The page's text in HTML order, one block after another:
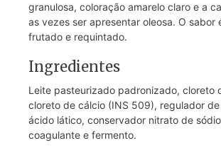
granulosa, coloração amarelo claro e a
as vezes ser apresentar oleosa. O sabor
frutado e requintado.
Ingredientes
Leite pasteurizado padronizado, cloreto
cloreto de cálcio (INS 509), regulador
ácido lático, conservador nitrato de
coagulante e fermento.